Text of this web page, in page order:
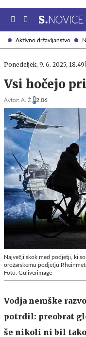
Aktivno državljanstvo
Ponedeljek, 9. 6. 2025, 18.49
Vsi hočejo
Avtor: A. Ž. 2,06
Največji skok med podjetji, ki
orožarskemu podjetju
Foto: Guliverimage
Vodja nemške
potrdil: preobrat
še nikoli ni bil